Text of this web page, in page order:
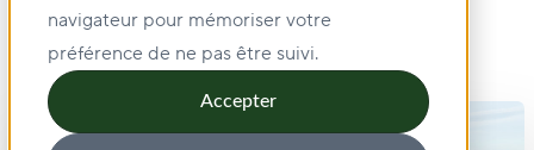
navigateur pour mémoriser votre
préférence de ne pas être suivi.
Accepter